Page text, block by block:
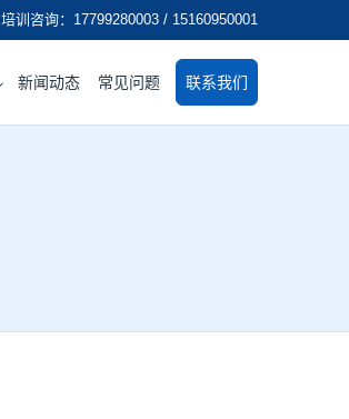
培训咨询：17799280003 / 15160950001
新闻动态 常见问题 联系我们